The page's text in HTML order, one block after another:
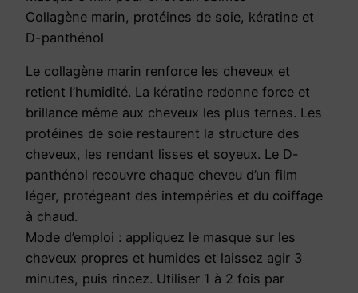
I
N
S
S
W
O
M
A
N
1
5
0
m
Collagène marin, protéines de soie, kératine et
D-panthénol
Le collagène marin renforce les cheveux et
retient l’humidité. La kératine redonne force et
brillance même aux cheveux les plus ternes. Les
protéines de soie restaurent la structure des
cheveux, les rendant lisses et soyeux. Le D-
panthénol recouvre chaque cheveu d’un film
léger, protégeant des intempéries et du coiffage
à chaud.
Mode d’emploi : appliquez le masque sur les
cheveux propres et humides et laissez agir 3
minutes, puis rincez. Utiliser 1 à 2 fois par